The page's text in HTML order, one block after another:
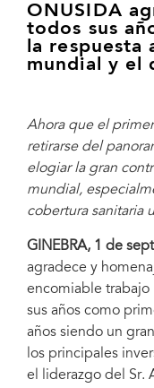
ONUSIDA
todos sus
la respuesta
mundial y el
Ahora que el
retirarse del
elogiar la gran
mundial,
cobertura sanitaria
GINEBRA, 1 de
agradece y
encomiable trabajo
sus años como
años siendo un
los principales
el liderazgo del Sr.